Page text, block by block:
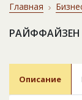
Главная
РАЙФФАЙЗЕН
Описание